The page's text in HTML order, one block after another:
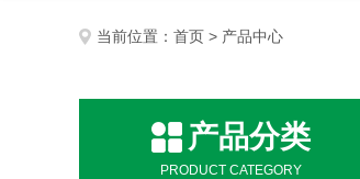
当前位置： 首页 > 产品中心
产品分类
PRODUCT CATEGORY